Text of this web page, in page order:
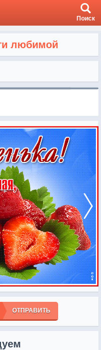
Поиск
любимой
ОТПРАВИТЬ